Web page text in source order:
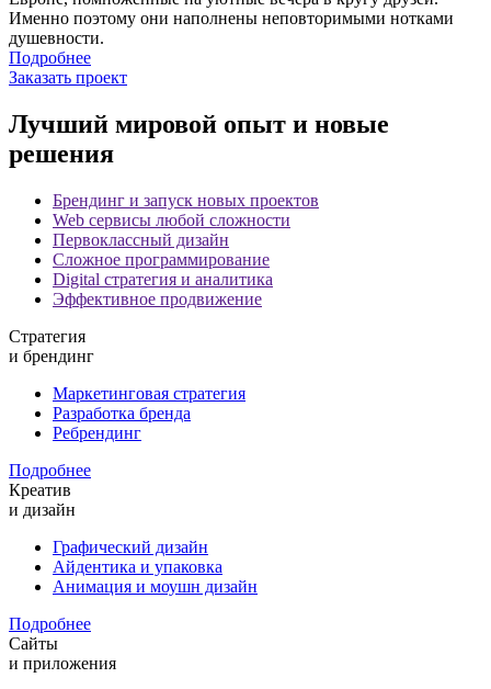
Именно поэтому они наполнены неповторимыми нотками
душевности.
Подробнее
Заказать проект
Лучший мировой опыт и новые
решения
Брендинг и запуск новых проектов
Web сервисы любой сложности
Первоклассный дизайн
Сложное программирование
Digital стратегия и аналитика
Эффективное продвижение
Стратегия
и брендинг
Маркетинговая стратегия
Разработка бренда
Ребрендинг
Подробнее
Креатив
и дизайн
Графический дизайн
Айдентика и упаковка
Анимация и моушн дизайн
Подробнее
Сайты
и приложения